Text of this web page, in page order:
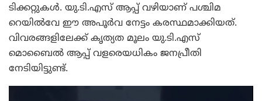
ടിക്കറ്റുകൾ. യു.ടി.എസ് ആപ്പ് വഴിയാണ് പശ്ചിമ
റെയിൽവേ ഈ അപൂർവ നേട്ടം കരസ്ഥമാക്കിയത്.
വിവരങ്ങളിലേക്ക് കൃത്യത മൂലം യു.ടി.എസ്
മൊബൈൽ ആപ്പ് വളരെയധികം ജനപ്രീതി
നേടിയിട്ടുണ്ട്.